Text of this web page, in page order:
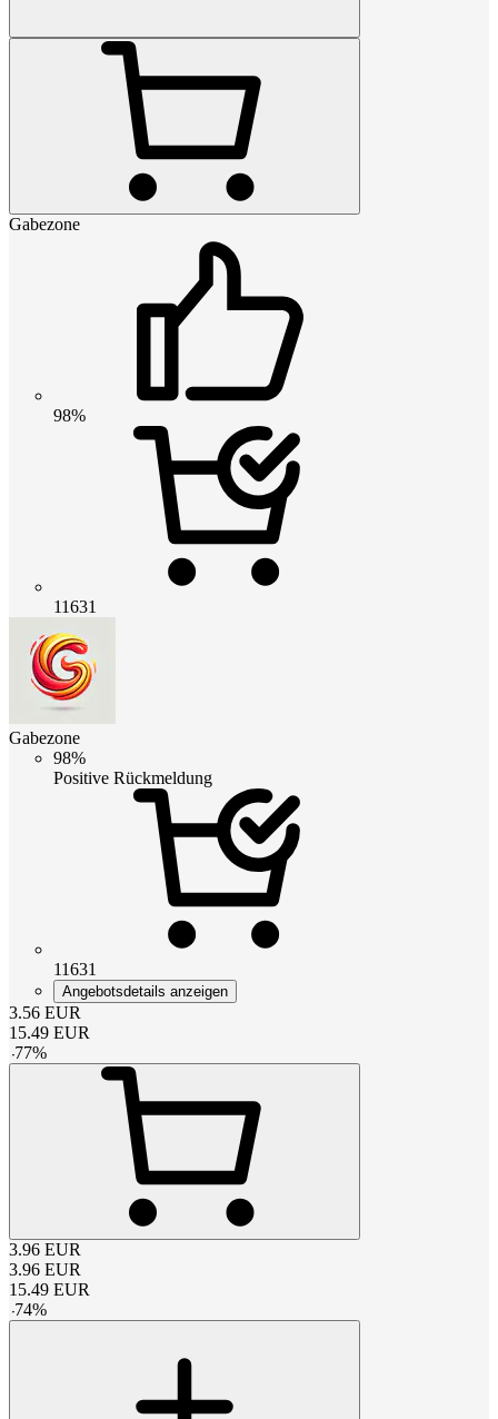
Gabezone
98%
11631
Gabezone
98%
Positive Rückmeldung
11631
Angebotsdetails anzeigen
3.56 EUR
15.49 EUR
-77%
3.96 EUR
3.96 EUR
15.49 EUR
-74%